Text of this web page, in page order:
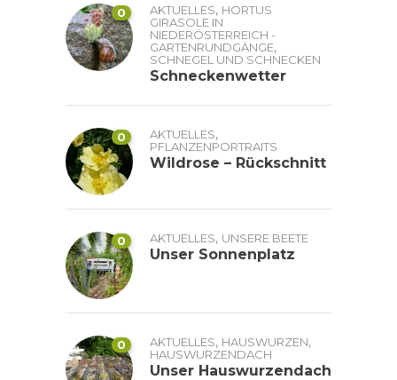
0 AKTUELLES, HORTUS
GIRASOLE IN
NIEDERÖSTERREICH -
GARTENRUNDGÄNGE,
SCHNEGEL UND SCHNECKEN
Schneckenwetter
0 AKTUELLES,
PFLANZENPORTRAITS
Wildrose – Rückschnitt
0 AKTUELLES, UNSERE BEETE
Unser Sonnenplatz
0 AKTUELLES, HAUSWURZEN,
HAUSWURZENDACH
Unser Hauswurzendach